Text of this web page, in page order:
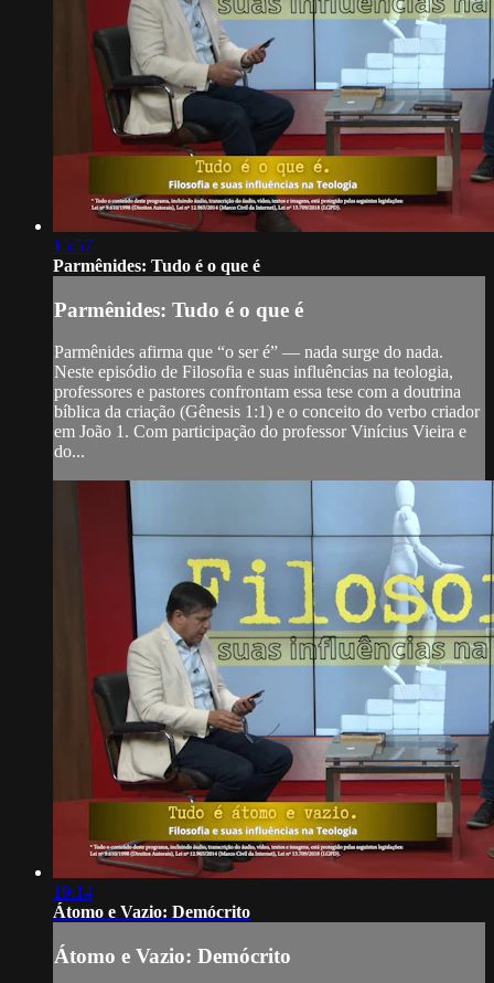
15:57
Parmênides: Tudo é o que é
Parmênides: Tudo é o que é
Parmênides afirma que “o ser é” — nada surge do nada.
Neste episódio de Filosofia e suas influências na teologia,
professores e pastores confrontam essa tese com a doutrina
bíblica da criação (Gênesis 1:1) e o conceito do verbo criador
em João 1. Com participação do professor Vinícius Vieira e
do...
19:14
Átomo e Vazio: Demócrito
Átomo e Vazio: Demócrito